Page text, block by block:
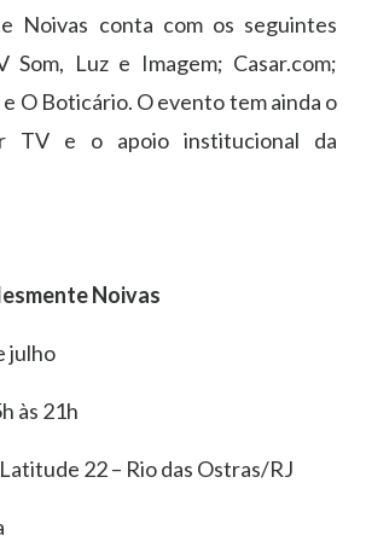
Noivas conta com os seguintes
Som, Luz e Imagem; Casar.com;
O Boticário. O evento tem ainda o
TV e o apoio institucional da
Noivas
julho
às 21h
22 – Rio das Ostras/RJ